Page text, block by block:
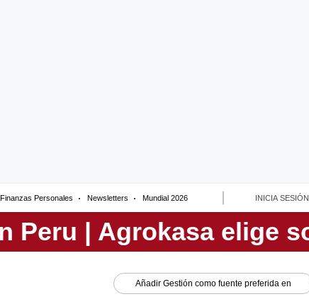
Finanzas Personales Newsletters Mundial 2026 INICIA SESIÓN
Añadir Gestión como fuente preferida en